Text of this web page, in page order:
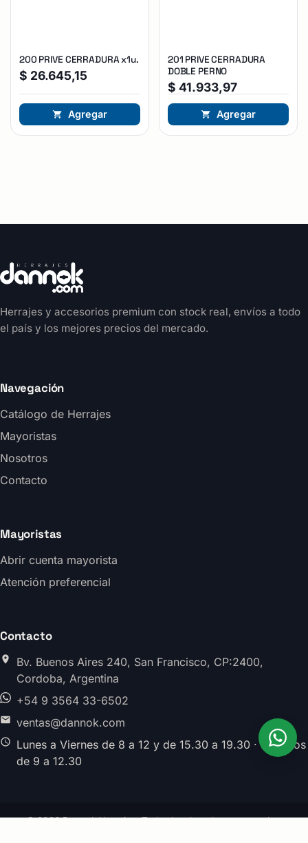
200 PRIVE CERRADURA x1u.
$ 26.645,15
Agregar
201 PRIVE CERRADURA
DOBLE PERNO
$ 41.933,97
Agregar
Herrajes y accesorios premium con stock real, envíos a todo
el país y los mejores precios del mercado.
Navegación
Catálogo de Herrajes
Mayoristas
Nosotros
Contacto
Mayoristas
Abrir cuenta mayorista
Atención preferencial
Contacto
Bv. Buenos Aires 240, San Francisco, CP:2400,
Cordoba, Argentina
+54 9 3564 33-6502
ventas@dannok.com
Lunes a Viernes de 8 a 12 y de 15.30 a 19.30 · Sabados
de 9 a 12.30
© 2026 Dannok Herrajes. Todos los derechos reservados.